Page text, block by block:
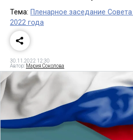
Тема: Пленарное заседание
2022 года
30.11.2022 12:30
Автор: Мария Соколова